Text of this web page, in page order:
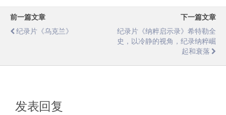
前一篇文章
纪录片《乌克兰》
下一篇文章
纪录片《纳粹启示录》希特勒全
史，以冷静的视角，纪录纳粹崛
起和衰落
发表回复